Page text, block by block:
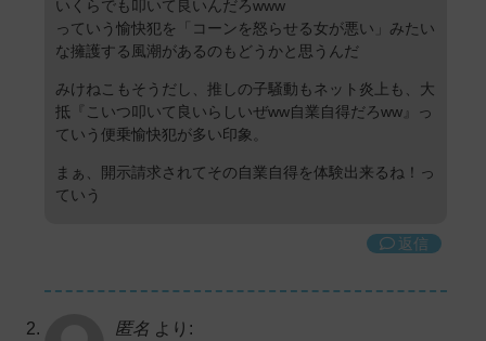
いくらでも叩いて良いんだろwww
っていう愉快犯を「コーンを怒らせる女が悪い」みたい
な擁護する風潮があるのもどうかと思うんだ
みけねこもそうだし、推しの子騒動もネット炎上も、大
抵『こいつ叩いて良いらしいぜww自業自得だろww』っ
ていう便乗愉快犯が多い印象。
まぁ、開示請求されてその自業自得を体験出来るね！っ
ていう
返信
匿名 より: